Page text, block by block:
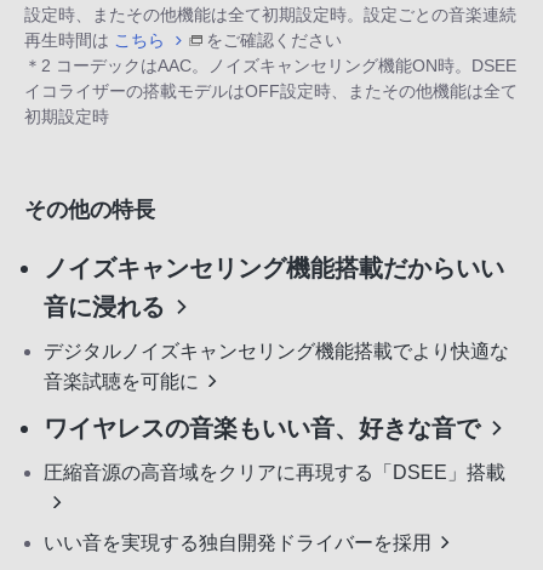
設定時、またその他機能は全て初期設定時。設定ごとの音楽連続
再生時間は こちら
をご確認ください
＊2 コーデックはAAC。ノイズキャンセリング機能ON時。DSEE
イコライザーの搭載モデルはOFF設定時、またその他機能は全て
初期設定時
その他の特長
ノイズキャンセリング機能搭載だからいい
音に浸れる
デジタルノイズキャンセリング機能搭載でより快適な
音楽試聴を可能に
ワイヤレスの音楽もいい音、好きな音で
圧縮音源の高音域をクリアに再現する「DSEE」搭載
いい音を実現する独自開発ドライバーを採用